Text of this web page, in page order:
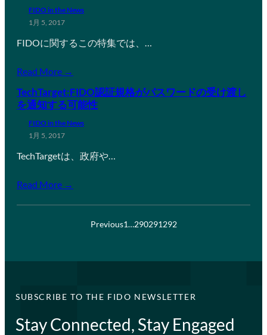
FIDO in the News
1月 5, 2017
FIDOに関するこの特集では、…
Read More →
TechTarget:FIDO認証規格がパスワードの受け渡し
を通知する可能性
FIDO in the News
1月 5, 2017
TechTargetは、政府や…
Read More →
Previous1…290291292
SUBSCRIBE TO THE FIDO NEWSLETTER
Stay Connected, Stay Engaged